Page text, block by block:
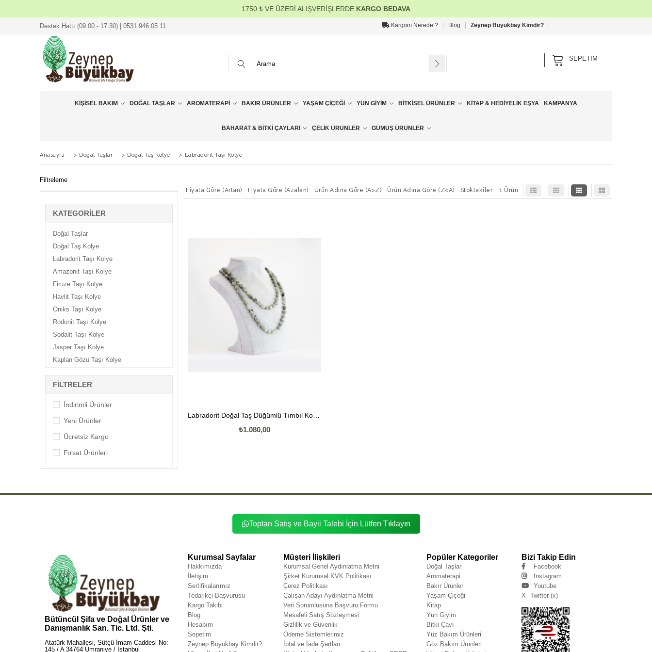
1750 ₺ VE ÜZERİ ALIŞVERİŞLERDE KARGO BEDAVA
Destek Hattı (09:00 - 17:30) | 0531 946 05 11 Kargom Nerede ? Blog Zeynep Büyükbay Kimdir?
SEPETIM
KIŞISEL BAKIM DOĞAL TAŞLAR AROMATERAPI BAKIR ÜRÜNLER YAŞAM ÇIÇEĞI YÜN GIYIM BITKISEL ÜRÜNLER KITAP & HEDIYELIK EŞYA KAMPANYA
BAHARAT & BITKI ÇAYLARI ÇELIK ÜRÜNLER GÜMÜŞ ÜRÜNLER
Anasayfa > Doğal Taşlar > Doğal Taş Kolye > Labradorit Taşı Kolye
Filtreleme
KATEGORILER
Doğal Taşlar
Doğal Taş Kolye
Labradorit Taşı Kolye
Amazonit Taşı Kolye
Firuze Taşı Kolye
Havlit Taşı Kolye
Oniks Taşı Kolye
Rodonit Taşı Kolye
Sodalit Taşı Kolye
Jasper Taşı Kolye
Kaplan Gözü Taşı Kolye
Mercan Taşı Kolye
Unakit Taşı Kolye
Yıldız Taşı Kolye
Ametist Taşı Kolye
Aventurin Taşı Kolye
FILTRELER
İndirimli Ürünler
Yeni Ürünler
Ücretsiz Kargo
Fırsat Ürünleri
Fiyata Göre (Artan) Fiyata Göre (Azalan) Ürün Adına Göre (A>Z) Ürün Adına Göre (Z<A) Stoktakiler 1 Ürün
Labradorit Doğal Taş Düğümlü Tımbıl Kolye
₺1.080,00
Toptan Satış ve Bayii Talebi İçin Lütfen Tıklayın
Bütüncül Şifa ve Doğal Ürünler ve
Danışmanlık San. Tic. Ltd. Şti.
Atatürk Mahallesi, Sütçü İmam Caddesi No:
145 / A 34764 Ümraniye / İstanbul
Kurumsal Sayfalar
Hakkımızda
İletişim
Sertifikalarımız
Tedarikçi Başvurusu
Kargo Takibi
Blog
Hesabım
Sepetim
Zeynep Büyükbay Kimdir?
Müşteri İlişkileri
Kurumsal Genel Aydınlatma Metni
Şirket Kurumsal KVK Politikası
Çerez Politikası
Çalışan Adayı Aydınlatma Metni
Veri Sorumlusuna Başvuru Formu
Mesafeli Satış Sözleşmesi
Gizlilik ve Güvenlik
Ödeme Sistemlerimiz
İptal ve İade Şartları
Popüler Kategoriler
Doğal Taşlar
Aromaterapi
Bakır Ürünler
Yaşam Çiçeği
Kitap
Yün Giyim
Bitki Çayı
Yüz Bakım Ürünleri
Göz Bakım Ürünleri
Bizi Takip Edin
Facebook
Instagram
Youtube
X
Twitter (x)